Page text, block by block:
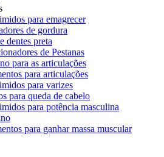
para emagrecer
de gordura
dentes preta
de Pestanas
para as articulações
para articulações
para varizes
para queda de cabelo
para potência masculina
para ganhar massa muscular